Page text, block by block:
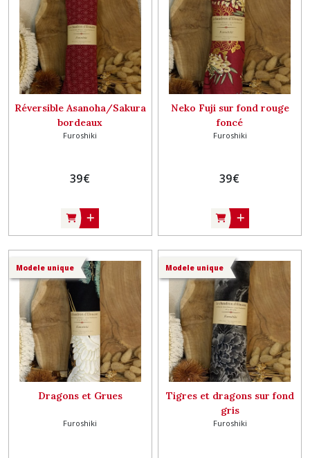
Réversible Asanoha/Sakura
bordeaux
Furoshiki
39€
Neko Fuji sur fond rouge
foncé
Furoshiki
39€
Modele unique
Dragons et Grues
Furoshiki
Modele unique
Tigres et dragons sur fond
gris
Furoshiki